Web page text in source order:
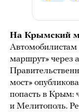
На Крымский
Автомобилистам
маршрут» через
мост»
попасть в Крым:
и Мелитополь.